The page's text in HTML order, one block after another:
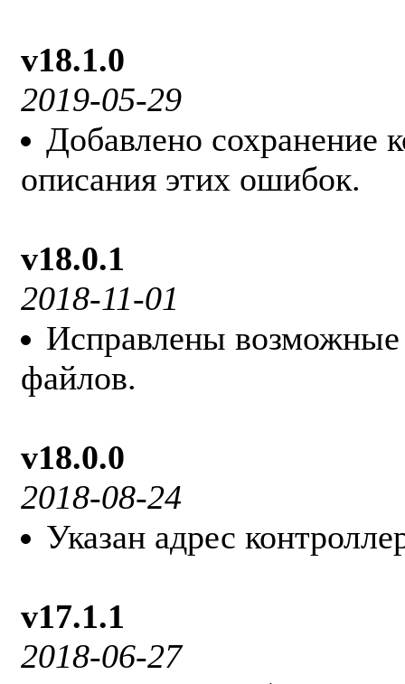
v18.1.0
2019-05-29
Добавлено сохранение
описания этих ошибок.
v18.0.1
2018-11-01
Исправлены
файлов.
v18.0.0
2018-08-24
Указан адрес
v17.1.1
2018-06-27